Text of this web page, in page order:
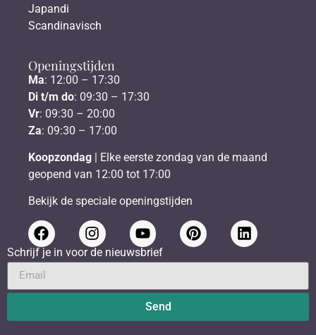
Japandi
Scandinavisch
Openingstijden
Ma: 12:00 – 17:30
Di t/m do: 09:30 – 17:30
Vr: 09:30 – 20:00
Za: 09:30 – 17:00
Koopzondag | Elke eerste zondag van de maand
geopend van 12:00 tot 17:00
Bekijk de speciale openingstijden
Schrijf je in voor de nieuwsbrief
Send